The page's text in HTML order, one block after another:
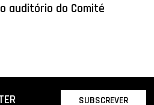
auditório do Comité
SUBSCREVER